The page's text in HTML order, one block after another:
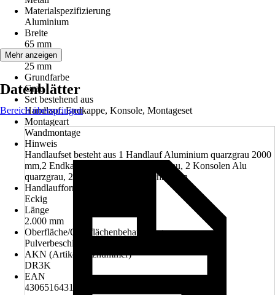
Materialspezifizierung
Aluminium
Breite
65 mm
Höhe
25 mm
Grundfarbe
Grau
Set bestehend aus
Handlauf, Endkappe, Konsole, Montageset
Montageart
Wandmontage
Hinweis
Handlaufset besteht aus 1 Handlauf Aluminium quarzgrau 2000
mm,2 Endkappen Aluminium quarzgrau, 2 Konsolen Alu
quarzgrau, 2 Dübel und 2 Stockschrauben
Handlaufform
Eckig
Länge
2.000 mm
Oberfläche/Oberflächenbehandlung
Pulverbeschichtet
AKN (Artikelkurznummer)
DR3K
EAN
4306516431298
Mehr anzeigen
Datenblätter
Bereich überspringen